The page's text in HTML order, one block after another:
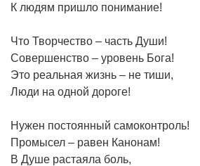
К людям пришло понимание!
Что Творчество – часть Души!
Совершенство – уровень Бога!
Это реальная жизнь – не тиши,
Люди на одной дороге!
Нужен постоянный самоконтроль!
Промысел – равен Канонам!
В Душе растаяла боль,